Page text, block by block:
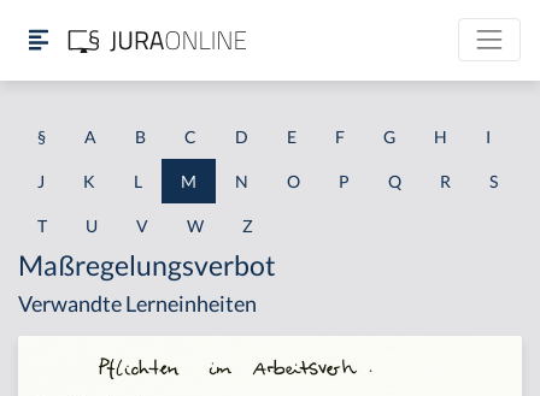
§ A B C D E F G H I
J K L M N O P Q R S
T U V W Z
Maßregelungsverbot
Verwandte Lerneinheiten